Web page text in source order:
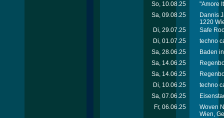
So, 10.08.25
"Amore
Sa, 09.08.25
Dannis
1220
Di, 29.07.25
Safe
Di, 01.07.25
techno
Sa, 28.06.25
Baden
Sa, 14.06.25
Sa, 14.06.25
Di, 10.06.25
techno
Sa, 07.06.25
Fr, 06.06.25
Woven
Wien,